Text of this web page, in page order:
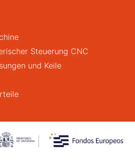
Steuerung CNC
und Keile